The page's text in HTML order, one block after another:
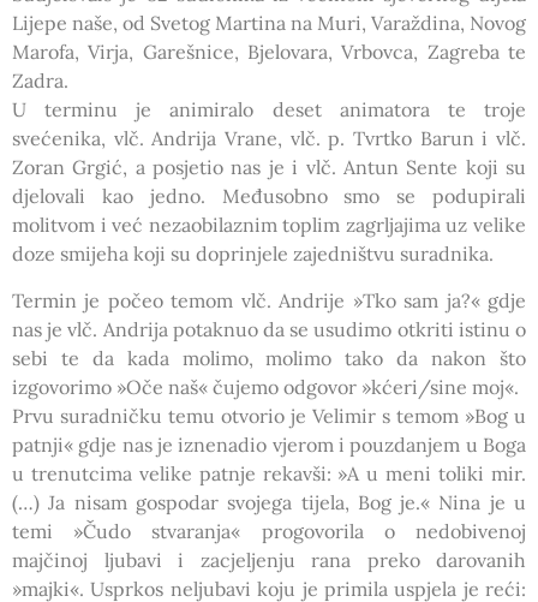
Lijepe naše, od Svetog Martina na Muri, Varaždina, Novog
Marofa, Virja, Garešnice, Bjelovara, Vrbovca, Zagreba te
Zadra.
U terminu je animiralo deset animatora te troje
svećenika, vlč. Andrija Vrane, vlč. p. Tvrtko Barun i vlč.
Zoran Grgić, a posjetio nas je i vlč. Antun Sente koji su
djelovali kao jedno. Međusobno smo se podupirali
molitvom i već nezaobilaznim toplim zagrljajima uz velike
doze smijeha koji su doprinjele zajedništvu suradnika.
Termin je počeo temom vlč. Andrije »Tko sam ja?« gdje
nas je vlč. Andrija potaknuo da se usudimo otkriti istinu o
sebi te da kada molimo, molimo tako da nakon što
izgovorimo »Oče naš« čujemo odgovor »kćeri/sine moj«.
Prvu suradničku temu otvorio je Velimir s temom »Bog u
patnji« gdje nas je iznenadio vjerom i pouzdanjem u Boga
u trenutcima velike patnje rekavši: »A u meni toliki mir.
(…) Ja nisam gospodar svojega tijela, Bog je.« Nina je u
temi »Čudo stvaranja« progovorila o nedobivenoj
majčinoj ljubavi i zacjeljenju rana preko darovanih
»majki«. Usprkos neljubavi koju je primila uspjela je reći: